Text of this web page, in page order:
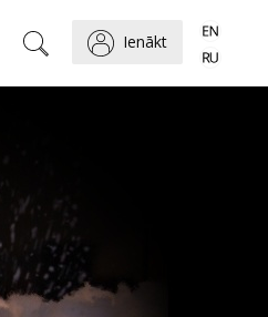
Ienākt